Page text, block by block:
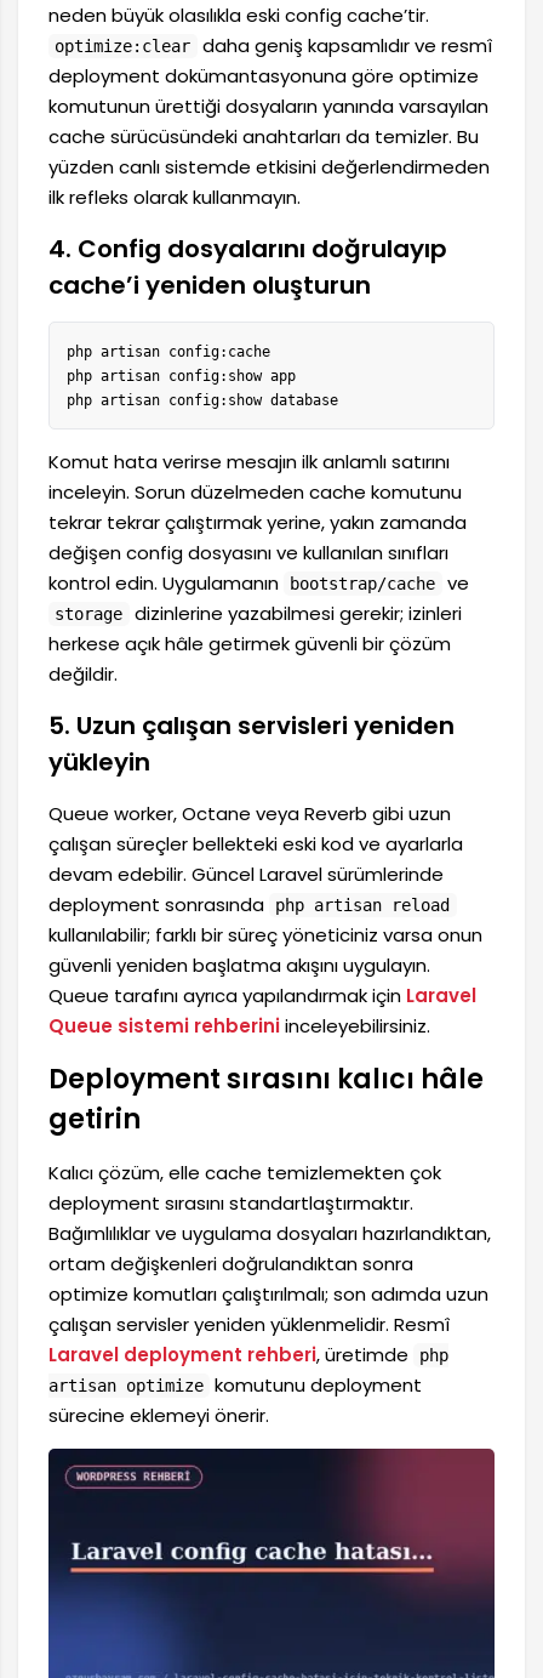
neden büyük olasılıkla eski config cache’tir.
optimize:clear
daha geniş kapsamlıdır ve resmî
deployment dokümantasyonuna göre optimize
komutunun ürettiği dosyaların yanında varsayılan
cache sürücüsündeki anahtarları da temizler. Bu
yüzden canlı sistemde etkisini değerlendirmeden
ilk refleks olarak kullanmayın.
4. Config dosyalarını doğrulayıp
cache’i yeniden oluşturun
php artisan config:cache
php artisan config:show app
php artisan config:show database
Komut hata verirse mesajın ilk anlamlı satırını
inceleyin. Sorun düzelmeden cache komutunu
tekrar tekrar çalıştırmak yerine, yakın zamanda
değişen config dosyasını ve kullanılan sınıfları
kontrol edin. Uygulamanın
bootstrap/cache ve
storage
dizinlerine yazabilmesi gerekir; izinleri
herkese açık hâle getirmek güvenli bir çözüm
değildir.
5. Uzun çalışan servisleri yeniden
yükleyin
Queue worker, Octane veya Reverb gibi uzun
çalışan süreçler bellekteki eski kod ve ayarlarla
devam edebilir. Güncel Laravel sürümlerinde
deployment sonrasında
php artisan reload
kullanılabilir; farklı bir süreç yöneticiniz varsa onun
güvenli yeniden başlatma akışını uygulayın.
Queue tarafını ayrıca yapılandırmak için Laravel
Queue sistemi rehberiniinceleyebilirsiniz.
Deployment sırasını kalıcı hâle
getirin
Kalıcı çözüm, elle cache temizlemekten çok
deployment sırasını standartlaştırmaktır.
Bağımlılıklar ve uygulama dosyaları hazırlandıktan,
ortam değişkenleri doğrulandıktan sonra
optimize komutları çalıştırılmalı; son adımda uzun
çalışan servisler yeniden yüklenmelidir. Resmî
Laravel deployment rehberi, üretimde
php
artisan optimize komutunu deployment
sürecine eklemeyi önerir.